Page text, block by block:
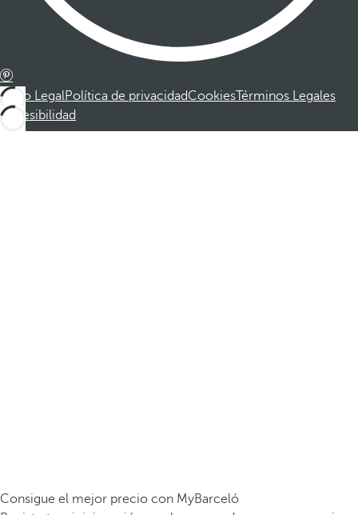
Aviso LegalPolítica de privacidadCookiesTérminos Legales
Accesibilidad
Consigue el mejor precio con MyBarceló